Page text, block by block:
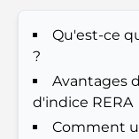
de Palm
Découvrez
Qu'est-ce
?
Avantages
d'indice RERA
Comment